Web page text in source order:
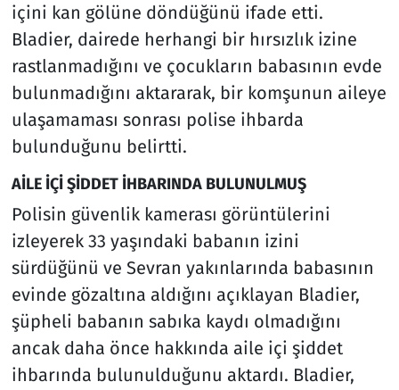
içini kan gölüne döndüğünü ifade etti.
Bladier, dairede herhangi bir hırsızlık izine
rastlanmadığını ve çocukların babasının evde
bulunmadığını aktararak, bir komşunun aileye
ulaşamaması sonrası polise ihbarda
bulunduğunu belirtti.
AİLE İÇİ ŞİDDET İHBARINDA BULUNULMUŞ
Polisin güvenlik kamerası görüntülerini
izleyerek 33 yaşındaki babanın izini
sürdüğünü ve Sevran yakınlarında babasının
evinde gözaltına aldığını açıklayan Bladier,
şüpheli babanın sabıka kaydı olmadığını
ancak daha önce hakkında aile içi şiddet
ihbarında bulunulduğunu aktardı. Bladier,